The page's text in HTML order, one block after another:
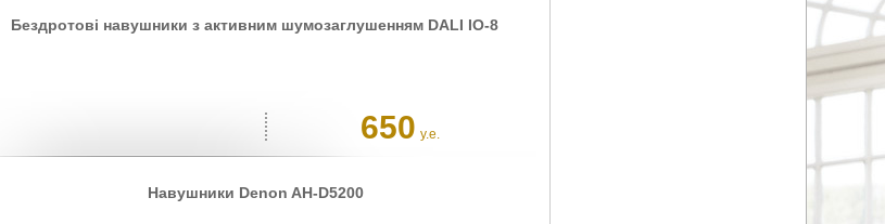
Бездротові навушники з активним шумозаглушенням DALI IO-8
650 у.е.
Навушники Denon AH-D5200